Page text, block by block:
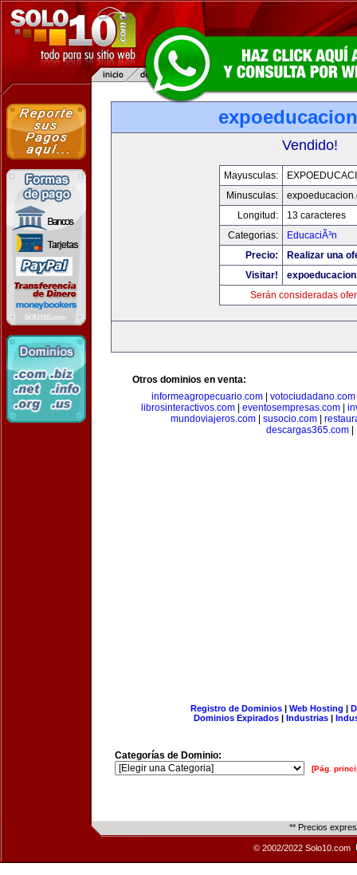
Vendido!
Mayusculas:
Minusculas:
Longitud:
13 caracteres
Categorias:
EducaciÃ³n
Precio:
Realizar una
Visitar!
Serán consideradas
Otros dominios en venta:
informeagropecuario.com| votociudadano.com
librosinteractivos.com| eventosempresas.com|
mundoviajeros.com| susocio.com|
descargas365.com
Registro de Dominios| Web Hosting |
Dominios Expirados | Industrias |
Categorías de Dominio:
[Pág.
** Precios
© 2002/2022 Solo10.com